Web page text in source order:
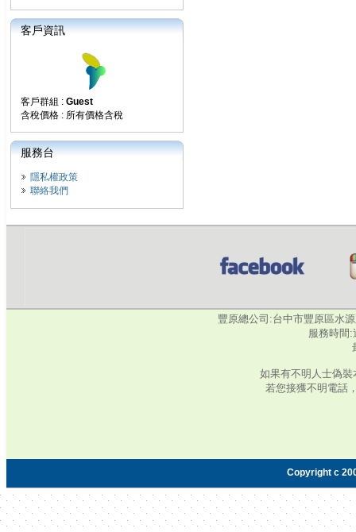
客戶資訊
客戶群組 : Guest
含稅價格 : 所有價格含稅
服務台
隱私權政策
聯絡我們
豐原總公司:台中市豐原區水
服務時間:
如果有不明人士偽
若您接獲不明電話
Copyright c